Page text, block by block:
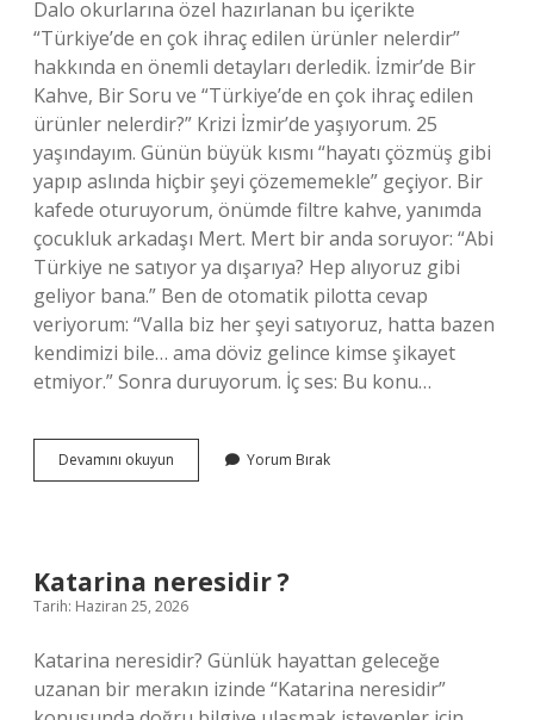
Dalo okurlarına özel hazırlanan bu içerikte
“Türkiye’de en çok ihraç edilen ürünler nelerdir”
hakkında en önemli detayları derledik. İzmir’de Bir
Kahve, Bir Soru ve “Türkiye’de en çok ihraç edilen
ürünler nelerdir?” Krizi İzmir’de yaşıyorum. 25
yaşındayım. Günün büyük kısmı “hayatı çözmüş gibi
yapıp aslında hiçbir şeyi çözememekle” geçiyor. Bir
kafede oturuyorum, önümde filtre kahve, yanımda
çocukluk arkadaşı Mert. Mert bir anda soruyor: “Abi
Türkiye ne satıyor ya dışarıya? Hep alıyoruz gibi
geliyor bana.” Ben de otomatik pilotta cevap
veriyorum: “Valla biz her şeyi satıyoruz, hatta bazen
kendimizi bile… ama döviz gelince kimse şikayet
etmiyor.” Sonra duruyorum. İç ses: Bu konu…
Devamını okuyun Türkiye’de
en
nelerdir
?
Yorum Bırak
Katarina neresidir ?
Tarih: Haziran 25, 2026
Katarina neresidir? Günlük hayattan geleceğe
uzanan bir merakın izinde “Katarina neresidir”